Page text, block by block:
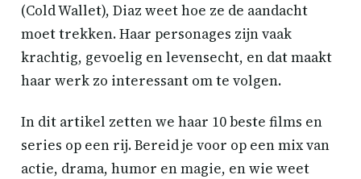
(Cold Wallet), Diaz weet hoe ze de aandacht
moet trekken. Haar personages zijn vaak
krachtig, gevoelig en levensecht, en dat maakt
haar werk zo interessant om te volgen.
In dit artikel zetten we haar 10 beste films en
series op een rij. Bereid je voor op een mix van
actie, drama, humor en magie, en wie weet